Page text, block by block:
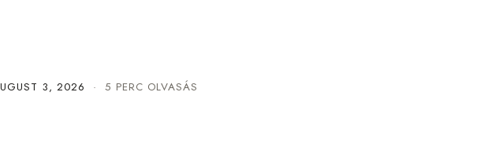
3, 2026 · 5 PERC OLVASÁS